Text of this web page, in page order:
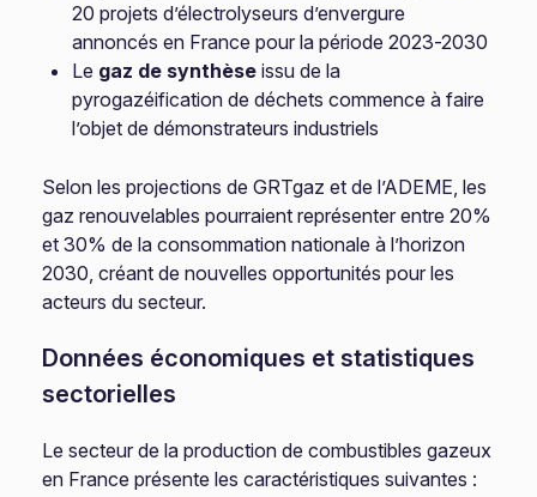
20 projets d’électrolyseurs d’envergure
annoncés en France pour la période 2023-2030
Le gaz de synthèse issu de la
pyrogazéification de déchets commence à faire
l’objet de démonstrateurs industriels
Selon les projections de GRTgaz et de l’ADEME, les
gaz renouvelables pourraient représenter entre 20%
et 30% de la consommation nationale à l’horizon
2030, créant de nouvelles opportunités pour les
acteurs du secteur.
Données économiques et statistiques
sectorielles
Le secteur de la production de combustibles gazeux
en France présente les caractéristiques suivantes :